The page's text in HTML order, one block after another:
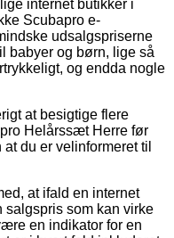
internet butikker i
Scubapro e-
udsalgspriserne
babyer og børn, lige så
og endda nogle
at besigtige flere
Helårssæt Herre før
du er velinformeret til
at ifald en internet
som kan virke
en indikator for en